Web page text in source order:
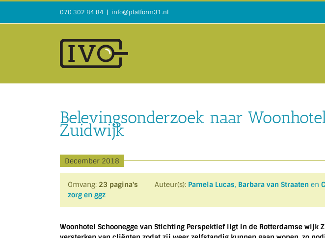
Ga
inhoud
070 302 84 84 | info@platform31.nl
Belevingsonderzoek naar
Zuidwijk
December 2018
Omvang: 23 pagina's Auteur(s): Pamela Lucas, Barbara van Straaten en
zorg en ggz
Woonhotel Schoonegge van Stichting Perspektief ligt in de Rotterdamse wijk